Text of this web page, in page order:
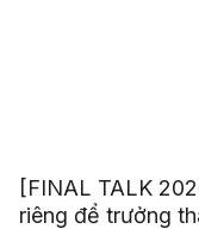
[FINAL TALK
riêng để trưởng